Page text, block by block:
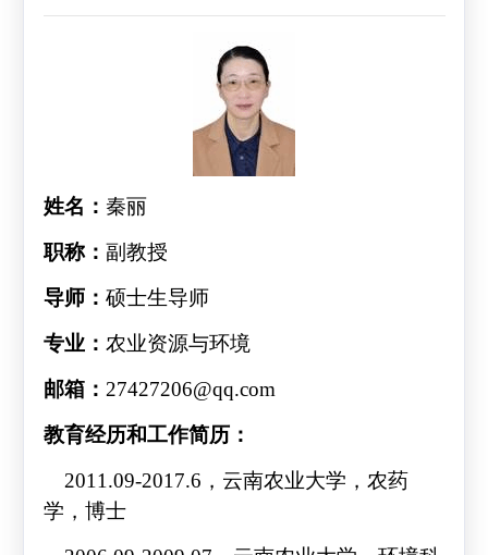
姓名： 秦丽
职称： 副教授
导师： 硕士生导师
专业： 农业资源与环境
邮箱： 27427206@qq.com
教育经历和工作简历：
2011.09-2017.6 ，云南农业大学，农药
学，博士